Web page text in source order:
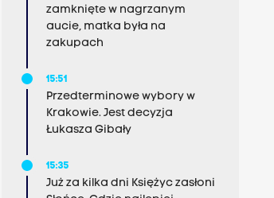
zamknięte w nagrzanym
aucie, matka była na
zakupach
15:51
Przedterminowe wybory w
Krakowie. Jest decyzja
Łukasza Gibały
15:35
Już za kilka dni Księżyc zasłoni